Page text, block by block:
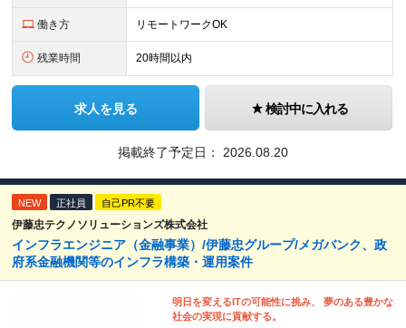
働き方 リモートワークOK
残業時間 20時間以内
求人を見る 検討中に入れる
掲載終了予定日： 2026.08.20
NEW 正社員 自己PR不要
伊藤忠テクノソリューションズ株式会社
インフラエンジニア（金融事業）/伊藤忠グループ/メガバンク、政
府系金融機関等のインフラ構築・運用案件
明日を変えるITの可能性に挑み、 夢のある豊かな
社会の実現に貢献する。